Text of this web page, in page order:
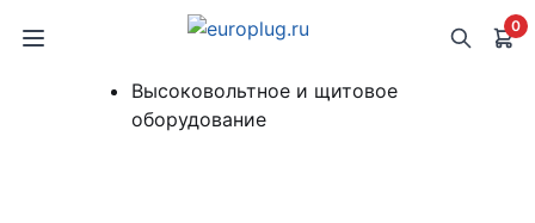
0
Высоковольтное и щитовое
оборудование